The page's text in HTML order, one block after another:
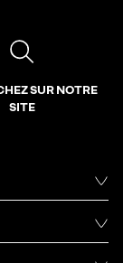
SUR NOTRE
SITE